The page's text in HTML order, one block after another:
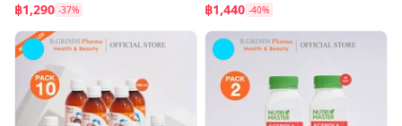
DHA+EPA เบน ไซรัป น้ำมัน
ปลาสำหรับเด็ก โอเมก้า-3
฿1,290 -37%
ลาเจนไดเปบไทด์จาก
ประเทศญี่ปุ่น 10,000 มก.
฿1,440 -40%